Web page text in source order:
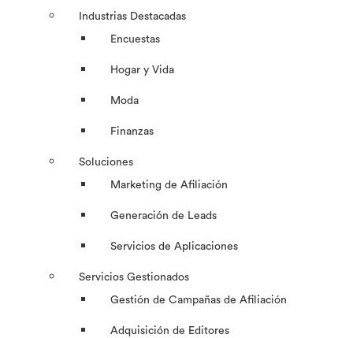
Industrias Destacadas
Encuestas
Hogar y Vida
Moda
Finanzas
Soluciones
Marketing de Afiliación
Generación de Leads
Servicios de Aplicaciones
Servicios Gestionados
Gestión de Campañas de Afiliación
Adquisición de Editores